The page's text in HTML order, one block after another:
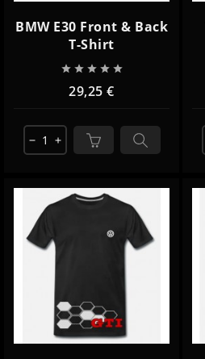
BMW E30 Front & Back
T-Shirt
    
29,25 €
remove add